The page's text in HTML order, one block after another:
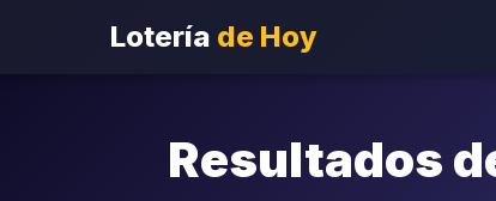
Lotería de Hoy
Resultados